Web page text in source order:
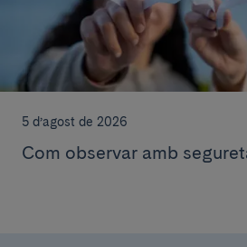
5 d’agost de 2026
Com observar amb